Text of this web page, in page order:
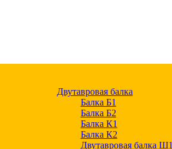
Двутавровая балка
Балка Б1
Балка Б2
Балка К1
Балка К2
Двутавровая балка Ш1